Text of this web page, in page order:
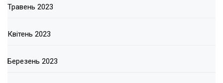
Травень 2023
Квітень 2023
Березень 2023